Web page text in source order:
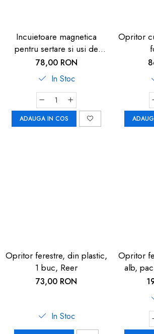
Incuietoare magnetica
pentru sertare si usi de
dulapuri Reer 51030
78,00 RON
In Stoc
ADAUGA IN COS
Opritor
Opritor ferestre, din plastic,
1 buc, Reer
73,00 RON
In Stoc
Opritor
alb,